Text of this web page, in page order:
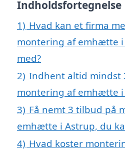
Indholdsfortegnelse
1) Hvad kan et firma
montering af emhætte
med?
2) Indhent altid mindst
montering af emhætte
3) Få nemt 3 tilbud på
emhætte i Astrup, du
4) Hvad koster